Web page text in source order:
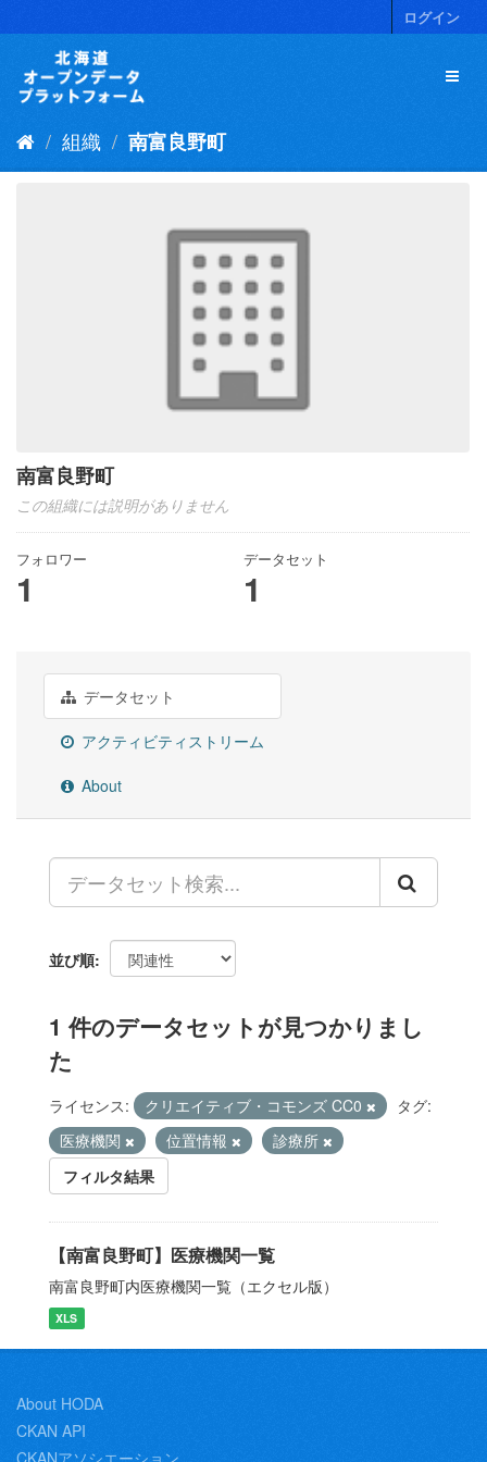
キ
ログイン
組織 南富良野町
南富良野町
この組織には説明がありません
フォロワー
1
データセット
1
データセット
アクティビティストリーム
About
並び順
1 件のデータセットが見つかりまし
た
ライセンス: クリエイティブ・コモンズ CC0
タグ:
医療機関
位置情報
診療所
フィルタ結果
【南富良野町】医療機関一覧
南富良野町内医療機関一覧（エクセル版）
XLS
About HODA
CKAN API